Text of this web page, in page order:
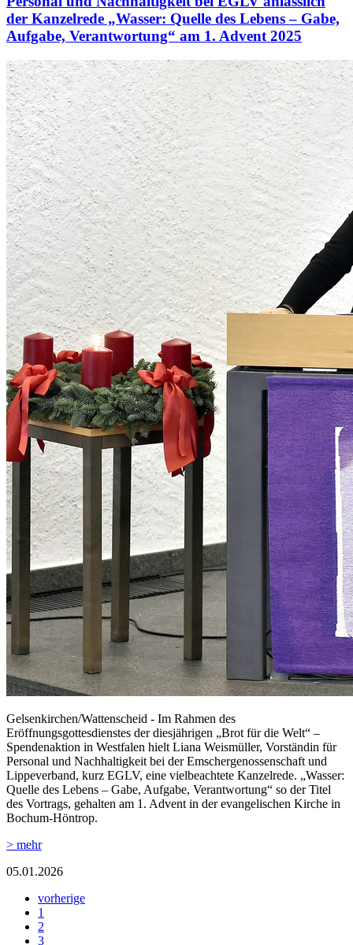
der Kanzelrede „Wasser: Quelle des Lebens – Gabe,
Aufgabe, Verantwortung“ am 1. Advent 2025
Gelsenkirchen/Wattenscheid - Im Rahmen des
Eröffnungsgottesdienstes der diesjährigen „Brot für die Welt“ –
Spendenaktion in Westfalen hielt Liana Weismüller, Vorständin für
Personal und Nachhaltigkeit bei der Emschergenossenschaft und
Lippeverband, kurz EGLV, eine vielbeachtete Kanzelrede. „Wasser:
Quelle des Lebens – Gabe, Aufgabe, Verantwortung“ so der Titel
des Vortrags, gehalten am 1. Advent in der evangelischen Kirche in
Bochum-Höntrop.
> mehr
05.01.2026
vorherige
1
2
3